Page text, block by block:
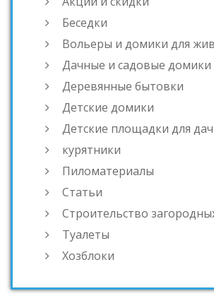
Беседки
Вольеры и домики для
Дачные и садовые домики
Деревянные бытовки
Детские домики
Детские площадки для
курятники
Пиломатериалы
Статьи
Строительство
Туалеты
Хозблоки